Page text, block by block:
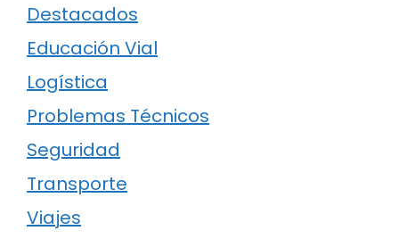
Destacados
Educación Vial
Logística
Problemas Técnicos
Seguridad
Transporte
Viajes